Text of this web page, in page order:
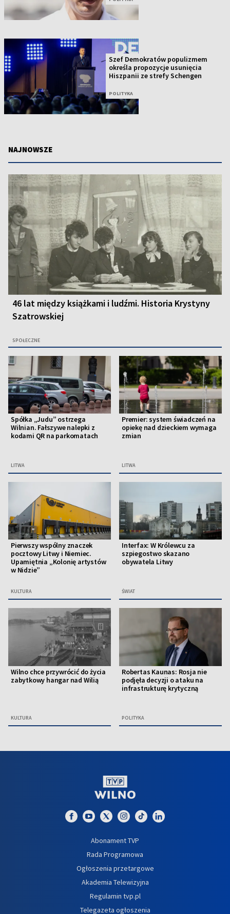
Szef Demokratów populizmem
określa propozycje usunięcia
Hiszpanii ze strefy Schengen
POLITYKA
NAJNOWSZE
46 lat między książkami i ludźmi. Historia Krystyny
Szatrowskiej
SPOŁECZNE
Spółka „Judu” ostrzega
Wilnian. Fałszywe nalepki z
kodami QR na parkomatach
LITWA
Premier: system świadczeń na
opiekę nad dzieckiem wymaga
zmian
LITWA
Pierwszy wspólny znaczek
pocztowy Litwy i Niemiec.
Upamiętnia „Kolonię artystów
w Nidzie”
KULTURA
Interfax: W Królewcu za
szpiegostwo skazano
obywatela Litwy
ŚWIAT
Wilno chce przywrócić do życia
zabytkowy hangar nad Wilią
KULTURA
Robertas Kaunas: Rosja nie
podjęła decyzji o ataku na
infrastrukturę krytyczną
POLITYKA
Abonament TVP
Rada Programowa
Ogłoszenia przetargowe
Akademia Telewizyjna
Regulamin tvp.pl
Telegazeta ogłoszenia